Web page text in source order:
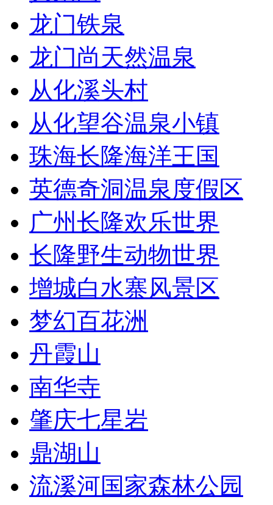
龙门铁泉
龙门尚天然温泉
从化溪头村
从化望谷温泉小镇
珠海长隆海洋王国
英德奇洞温泉度假区
广州长隆欢乐世界
长隆野生动物世界
增城白水寨风景区
梦幻百花洲
丹霞山
南华寺
肇庆七星岩
鼎湖山
流溪河国家森林公园